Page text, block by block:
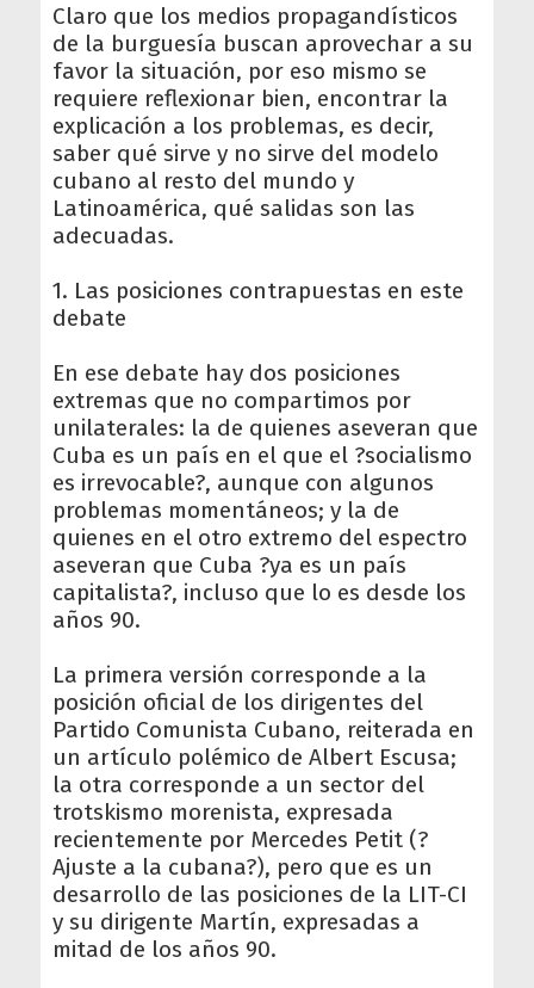
Claro que los medios propagandísticos
de la burguesía buscan aprovechar a su
favor la situación, por eso mismo se
requiere reflexionar bien, encontrar la
explicación a los problemas, es decir,
saber qué sirve y no sirve del modelo
cubano al resto del mundo y
Latinoamérica, qué salidas son las
adecuadas.
1. Las posiciones contrapuestas en este
debate
En ese debate hay dos posiciones
extremas que no compartimos por
unilaterales: la de quienes aseveran que
Cuba es un país en el que el ?socialismo
es irrevocable?, aunque con algunos
problemas momentáneos; y la de
quienes en el otro extremo del espectro
aseveran que Cuba ?ya es un país
capitalista?, incluso que lo es desde los
años 90.
La primera versión corresponde a la
posición oficial de los dirigentes del
Partido Comunista Cubano, reiterada en
un artículo polémico de Albert Escusa;
la otra corresponde a un sector del
trotskismo morenista, expresada
recientemente por Mercedes Petit (?
Ajuste a la cubana?), pero que es un
desarrollo de las posiciones de la LIT-CI
y su dirigente Martín, expresadas a
mitad de los años 90.